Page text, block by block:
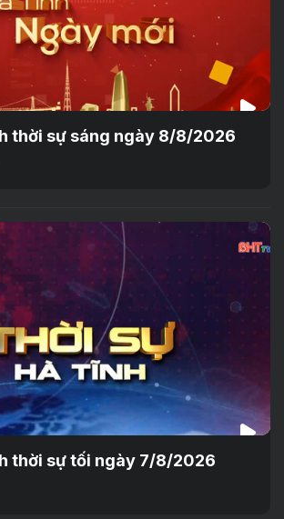
thời sự sáng ngày 8/8/2026
thời sự tối ngày 7/8/2026